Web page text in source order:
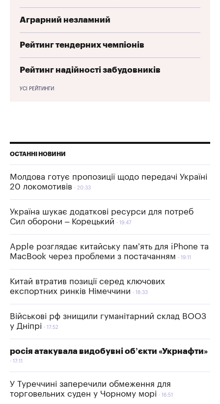
Аграрний незламний
Рейтинг тендерних чемпіонів
Рейтинг надійності забудовників
УСІ РЕЙТИНГИ
ОСТАННІ НОВИНИ
Молдова готує пропозиції щодо передачі Україні
20 локомотивів
20:33
Україна шукає додаткові ресурси для потреб
Сил оборони – Корецький
19:47
Apple розглядає китайську пам’ять для iPhone та
MacBook через проблеми з постачанням
19:11
Китай втратив позиції серед ключових
експортних ринків Німеччини
18:33
Військові рф знищили гуманітарний склад ВООЗ
у Дніпрі
17:52
росія атакувала видобувні об’єкти «Укрнафти»
17:11
У Туреччині заперечили обмеження для
торговельних суден у Чорному морі
16:51